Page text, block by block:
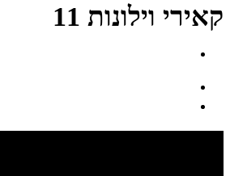
קאירי וילונות 11